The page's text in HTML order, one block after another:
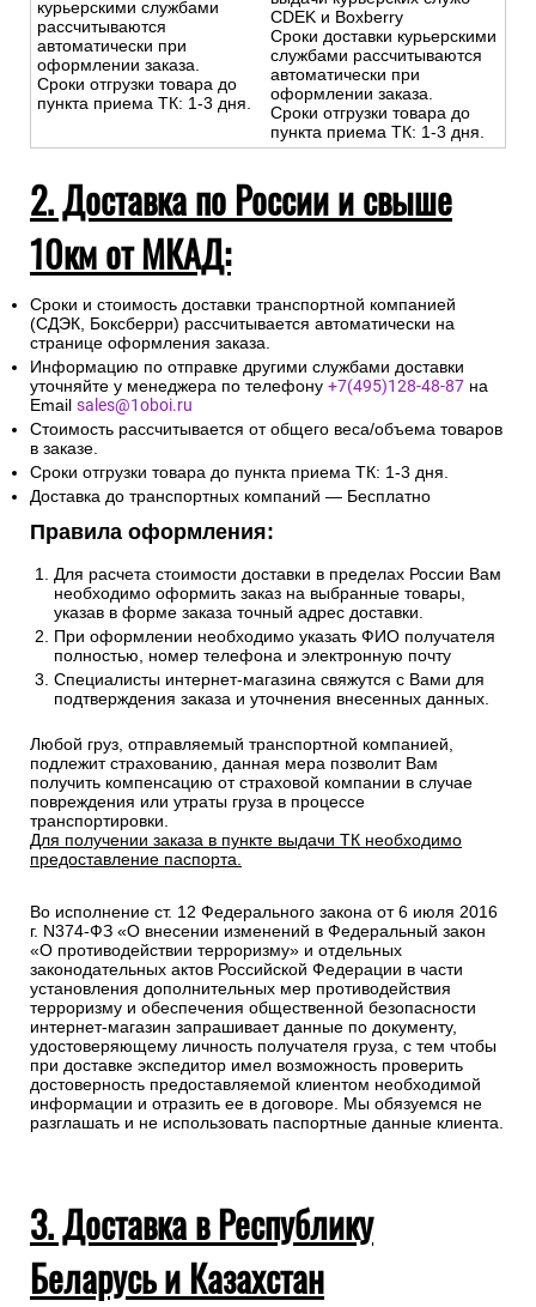
курьерскими службами
рассчитываются
автоматически при
оформлении заказа.
Сроки отгрузки товара до
пункта приема ТК: 1-3 дня.
CDEK и Boxberry
Сроки доставки курьерскими
службами рассчитываются
автоматически при
оформлении заказа.
Сроки отгрузки товара до
пункта приема ТК: 1-3 дня.
2. Доставка по России и свыше
10км от МКАД:
Сроки и стоимость доставки транспортной компанией
(СДЭК, Боксберри) рассчитывается автоматически на
странице оформления заказа.
Информацию по отправке другими службами доставки
уточняйте у менеджера по телефону +7(495)128-48-87 на
Email sales@1oboi.ru
Стоимость рассчитывается от общего веса/объема товаров
в заказе.
Сроки отгрузки товара до пункта приема ТК: 1-3 дня.
Доставка до транспортных компаний — Бесплатно
Правила оформления:
Для расчета стоимости доставки в пределах России Вам
необходимо оформить заказ на выбранные товары,
указав в форме заказа точный адрес доставки.
При оформлении необходимо указать ФИО получателя
полностью, номер телефона и электронную почту
Специалисты интернет-магазина свяжутся с Вами для
подтверждения заказа и уточнения внесенных данных.
Любой груз, отправляемый транспортной компанией,
подлежит страхованию, данная мера позволит Вам
получить компенсацию от страховой компании в случае
повреждения или утраты груза в процессе
транспортировки.
Для получении заказа в пункте выдачи ТК необходимо
предоставление паспорта.
Во исполнение ст. 12 Федерального закона от 6 июля 2016
г. N374-ФЗ «О внесении изменений в Федеральный закон
«О противодействии терроризму» и отдельных
законодательных актов Российской Федерации в части
установления дополнительных мер противодействия
терроризму и обеспечения общественной безопасности
интернет-магазин запрашивает данные по документу,
удостоверяющему личность получателя груза, с тем чтобы
при доставке экспедитор имел возможность проверить
достоверность предоставляемой клиентом необходимой
информации и отразить ее в договоре. Мы обязуемся не
разглашать и не использовать паспортные данные клиента.
3. Доставка в Республику
Беларусь и Казахстан